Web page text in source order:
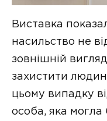
Виставка
насильство не
зовнішній
захистити
цьому випадку
особа, яка могла